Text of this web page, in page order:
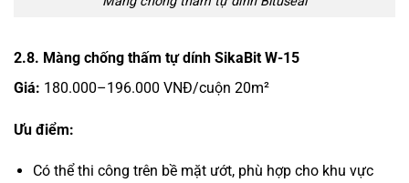
2.8. Màng chống thấm tự dính SikaBit W-15
Giá: 180.000–196.000 VNĐ/cuộn 20m²
Ưu điểm:
Có thể thi công trên bề mặt ướt, phù hợp cho khu vực